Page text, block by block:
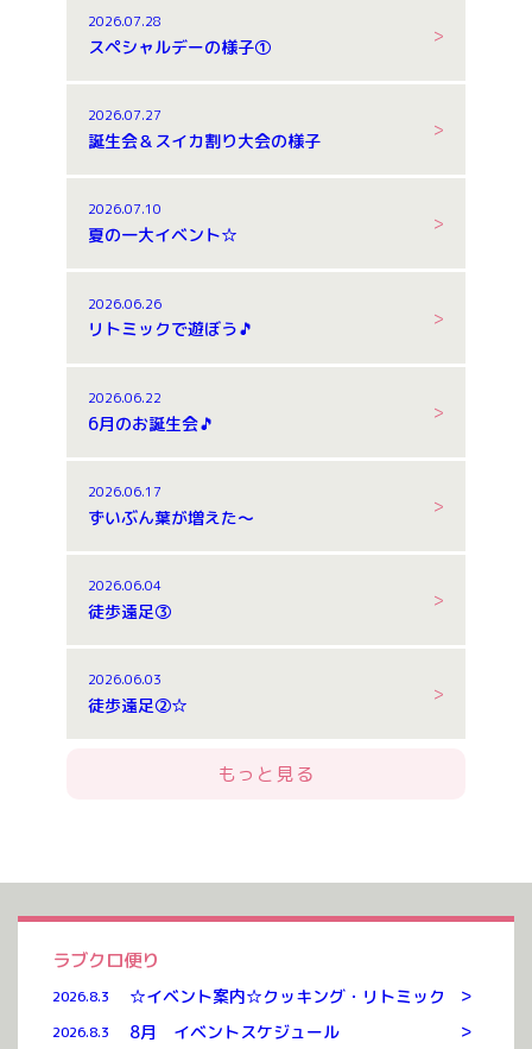
2026.07.28
スペシャルデーの様子①
2026.07.27
誕生会＆スイカ割り大会の様子
2026.07.10
夏の一大イベント☆
2026.06.26
リトミックで遊ぼう🎵
2026.06.22
6月のお誕生会🎵
2026.06.17
ずいぶん葉が増えた～
2026.06.04
徒歩遠足③
2026.06.03
徒歩遠足②☆
もっと見る
ラブクロ便り
2026.8.3 ☆イベント案内☆クッキング・リトミック >
2026.8.3 8月 イベントスケジュール >